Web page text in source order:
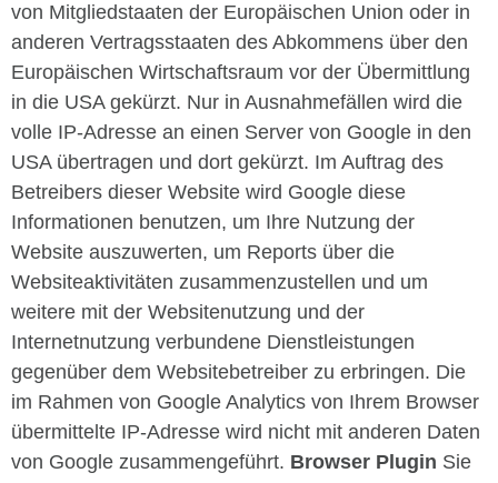
von Mitgliedstaaten der Europäischen Union oder in
anderen Vertragsstaaten des Abkommens über den
Europäischen Wirtschaftsraum vor der Übermittlung
in die USA gekürzt. Nur in Ausnahmefällen wird die
volle IP-Adresse an einen Server von Google in den
USA übertragen und dort gekürzt. Im Auftrag des
Betreibers dieser Website wird Google diese
Informationen benutzen, um Ihre Nutzung der
Website auszuwerten, um Reports über die
Websiteaktivitäten zusammenzustellen und um
weitere mit der Websitenutzung und der
Internetnutzung verbundene Dienstleistungen
gegenüber dem Websitebetreiber zu erbringen. Die
im Rahmen von Google Analytics von Ihrem Browser
übermittelte IP-Adresse wird nicht mit anderen Daten
von Google zusammengeführt. Browser Plugin Sie